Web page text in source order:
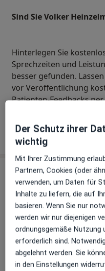
Sind Sie Volker
Hinterlegen Sie
Sprechzeiten und
besser gefunden.
vor Veröffentlichung
Patienten-Feedbacks
Jetzt als
Praxis
Volker
Schilf
Erlenbachstr. 45,
Zu
Der Schutz ihrer
wichtig
Mit Ihrer Zustimmung
Partnern, Cookies (oder
verwenden, um Daten für
Inhalte zu liefern, die auf
basieren. Wenn Sie nur
werden wir nur diejenigen
ordnungsgemäße Nutzung
erforderlich sind.
abgelehnt werden. Sie
in den Einstellungen